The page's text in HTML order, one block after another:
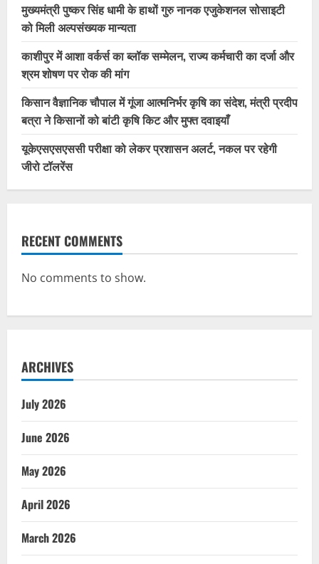
मुख्यमंत्री पुष्कर सिंह धामी के हाथों गुरु नानक एजुकेशनल सोसाइटी
को मिली अल्पसंख्यक मान्यता
काशीपुर में आशा वर्कर्स का ब्लॉक सम्मेलन, राज्य कर्मचारी का दर्जा और
श्रम शोषण पर रोक की मांग
किसान वैज्ञानिक चौपाल में गूंजा आत्मनिर्भर कृषि का संदेश, मंत्री प्रदीप
बत्रा ने किसानों को बांटी कृषि किट और मुफ्त दवाइयाँ
यूकेएसएसएससी परीक्षा को लेकर प्रशासन अलर्ट, नकल पर रहेगी
जीरो टॉलरेंस
RECENT COMMENTS
No comments to show.
ARCHIVES
July 2026
June 2026
May 2026
April 2026
March 2026